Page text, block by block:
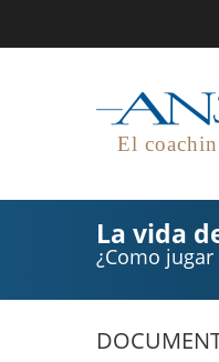
El
La vida
¿Como